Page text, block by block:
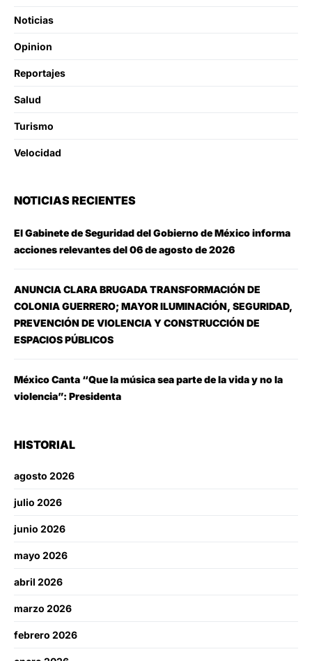
Noticias
Opinion
Reportajes
Salud
Turismo
Velocidad
NOTICIAS RECIENTES
El Gabinete de Seguridad del Gobierno de México informa
acciones relevantes del 06 de agosto de 2026
ANUNCIA CLARA BRUGADA TRANSFORMACIÓN DE
COLONIA GUERRERO; MAYOR ILUMINACIÓN, SEGURIDAD,
PREVENCIÓN DE VIOLENCIA Y CONSTRUCCIÓN DE
ESPACIOS PÚBLICOS
México Canta “Que la música sea parte de la vida y no la
violencia”: Presidenta
HISTORIAL
agosto 2026
julio 2026
junio 2026
mayo 2026
abril 2026
marzo 2026
febrero 2026